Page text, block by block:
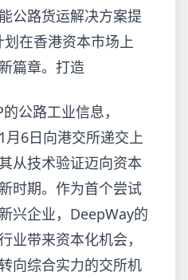
公路货运解决方案提
在香港资本市场上
篇章。打造
公路工业信息，
6日向港交所递交上
从技术验证迈向资本
时期。作为首个尝试
兴企业，DeepWay的
业带来资本化机会，
向综合实力的交所机